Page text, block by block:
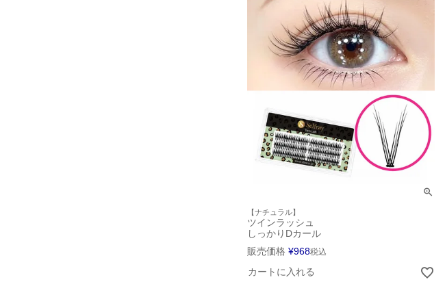
【ナチュラル】
ツインラッシュ
しっかりDカール
販売価格 ¥968税込
カートに入れる